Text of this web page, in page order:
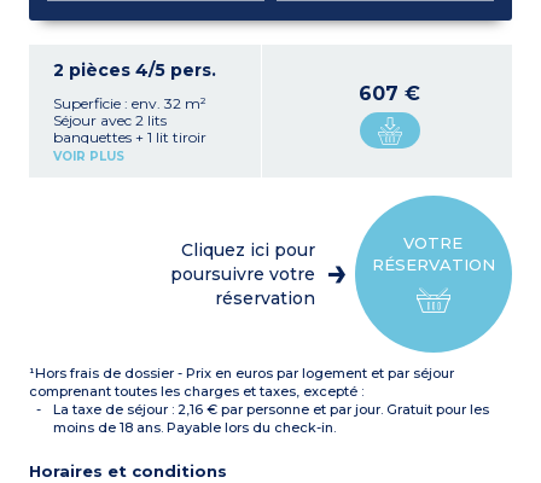
2 pièces 4/5 pers.
Superficie : env. 32 m²
Séjour avec 2 lits
banquettes + 1 lit tiroir
Kitchenette équipée
simples ou 1 lit double
Salle de douche avec WC
Balcon ou terrasse avec
VOIR PLUS
607 €
VOTRE
RÉSERVATION
Cliquez ici pour
poursuivre votre
réservation
¹Hors frais de dossier - Prix en euros par logement et par séjour
comprenant toutes les charges et taxes, excepté :
La taxe de séjour : 2,16 € par personne et par jour. Gratuit pour les
moins de 18 ans. Payable lors du check-in.
Horaires et conditions